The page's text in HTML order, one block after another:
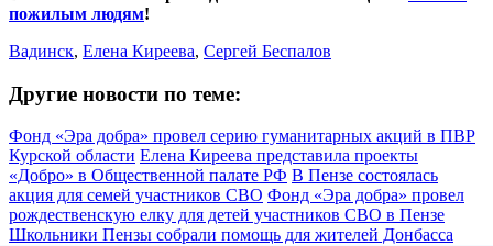
пожилым людям!
Вадинск, Елена Киреева, Сергей Беспалов
Другие новости по теме:
Фонд «Эра добра» провел серию гуманитарных акций в ПВР
Курской области Елена Киреева представила проекты
«Добро» в Общественной палате РФ В Пензе состоялась
акция для семей участников СВО Фонд «Эра добра» провел
рождественскую елку для детей участников СВО в Пензе
Школьники Пензы собрали помощь для жителей Донбасса